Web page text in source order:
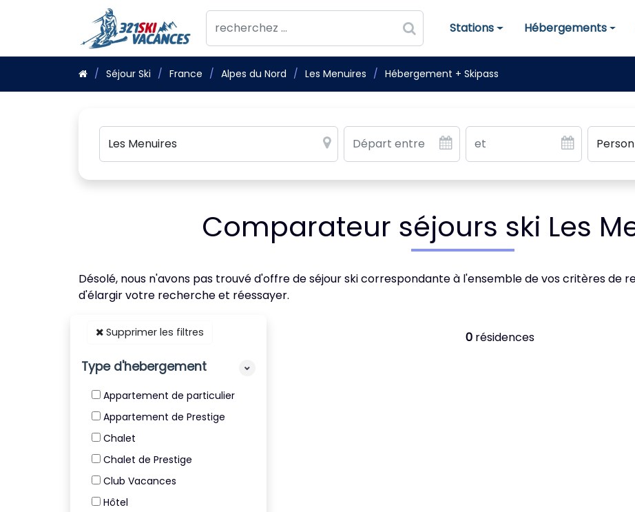
Stations
Stations de skiHébergements
Hébergements
Séjour Ski France Alpes du Nord Les Menuires Hébergement + Skipass
Comparateur séjours ski Les
Désolé, nous n'avons pas trouvé d'offre de séjour ski correspondante à l'ensemble de vos critères de
d'élargir votre recherche et réessayer.
Supprimer les filtres
Type d'hebergement
Appartement de particulier
Appartement de Prestige
Chalet
Chalet de Prestige
Club Vacances
Hôtel
0résidences